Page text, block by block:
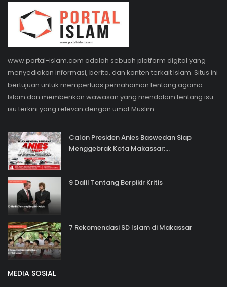
www.portal-islam.com adalah sebuah platform digital yang
menyediakan informasi, berita, dan konten terkait Islam. Situs ini
bertujuan untuk memperluas pemahaman tentang agama
Islam dan memberikan wawasan yang mendalam tentang isu-
isu terkini yang relevan dengan umat Muslim.
Calon Presiden Anies Baswedan Siap
Menggebrak Kota Makassar:...
9 Dalil Tentang Berpikir Kritis
7 Rekomendasi SD Islam di Makassar
MEDIA SOSIAL